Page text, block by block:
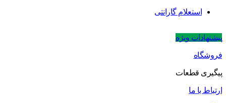
استعلام گارانتی
پیشنهادات ویژه
فروشگاه
پیگیری قطعات
ارتباط با ما